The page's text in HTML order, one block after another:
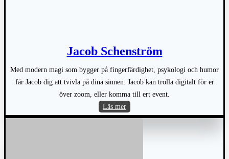
Jacob Schenström
Med modern magi som bygger på fingerfärdighet, psykologi och humor
får Jacob dig att tvivla på dina sinnen. Jacob kan trolla digitalt för er
över zoom, eller komma till ert event.
Läs merJacob
Schenström